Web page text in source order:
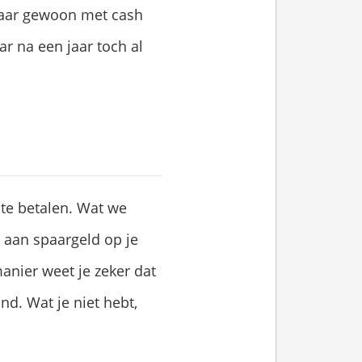
gewoon met cash
na een jaar toch al
betalen. Wat we
spaargeld op je
weet je zeker dat
Wat je niet hebt,